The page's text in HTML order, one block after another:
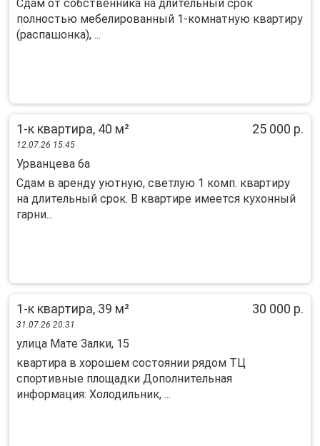
Сдам от собственника на длительный срок
полностью мебелированный 1-комнатную квартиру
(распашонка), ...
1-к квартира, 40 м² 25 000 р.
12.07.26 15:45
Урванцева 6а
Сдам в аренду уютную, светлую 1 комп. квартиру
на длительный срок. В квартире имеется кухонный
гарни...
1-к квартира, 39 м² 30 000 р.
31.07.26 20:31
улица Мате Залки, 15
квартира в хорошем состоянии рядом ТЦ
спортивные площадки Дополнительная
информация: Холодильник, ...